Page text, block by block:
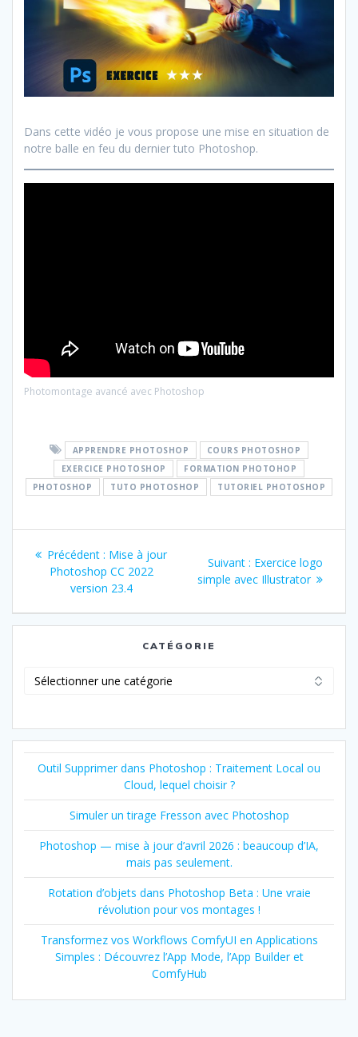
Dans cette vidéo je vous propose une mise en situation de
notre balle en feu du dernier tuto Photoshop.
Photomontage avancé avec Photoshop
APPRENDRE PHOTOSHOP
COURS PHOTOSHOP
EXERCICE PHOTOSHOP
FORMATION PHOTOHOP
PHOTOSHOP
TUTO PHOTOSHOP TUTORIEL PHOTOSHOP
Navigation
l’article
Précédent : Article
précédent
Mise à jour
Photoshop CC 2022
version 23.4
Suivant : Article
suivant
Exercice logo
simple avec Illustrator
CATÉGORIE
Outil Supprimer dans Photoshop : Traitement Local ou
Cloud, lequel choisir ?
Simuler un tirage Fresson avec Photoshop
Photoshop — mise à jour d’avril 2026 : beaucoup d’IA,
mais pas seulement.
Rotation d’objets dans Photoshop Beta : Une vraie
révolution pour vos montages !
Transformez vos Workflows ComfyUI en Applications
Simples : Découvrez l’App Mode, l’App Builder et
ComfyHub